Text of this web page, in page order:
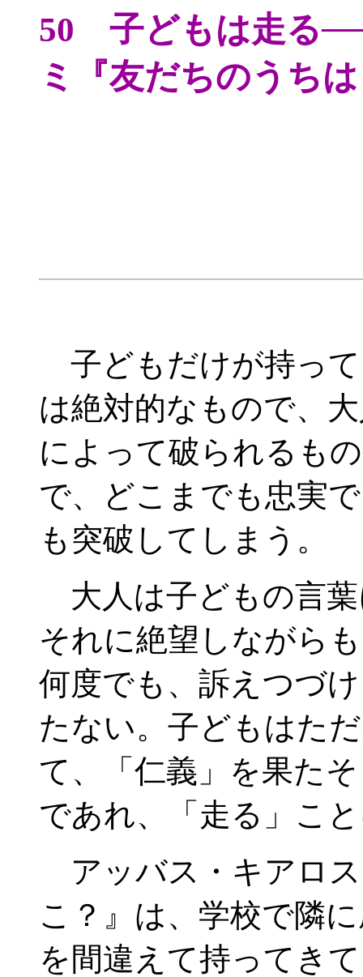
50 子どもは走る
ミ『友だちのうち
子どもだけが持っ
は絶対的なもので、
によって破られるも
で、どこまでも忠実
も突破してしまう。
大人は子どもの言
それに絶望しながら
何度でも、訴えつづ
たない。子どもはた
て、「仁義」を果た
であれ、「走る」こ
アッバス・キアロ
こ？』は、学校で隣
を間違えて持ってき